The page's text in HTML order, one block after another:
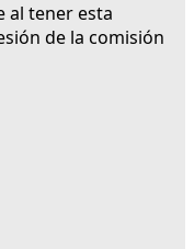
al tener esta
de la comisión